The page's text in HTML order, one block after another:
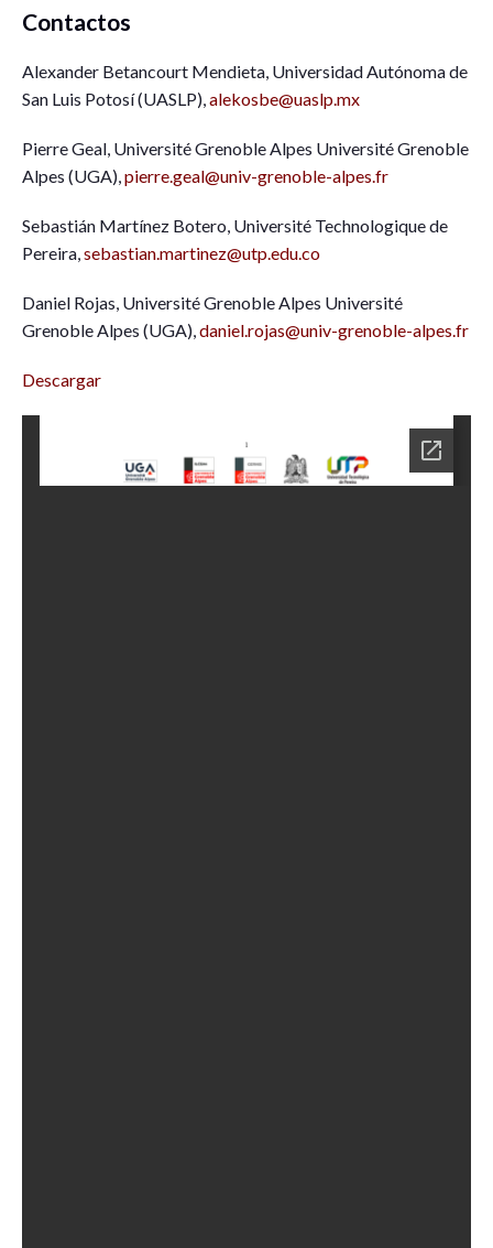
Contactos
Alexander Betancourt Mendieta, Universidad Autónoma de
San Luis Potosí (UASLP),alekosbe@uaslp.mx
Pierre Geal, Université Grenoble Alpes Université Grenoble
Alpes (UGA),pierre.geal@univ-grenoble-alpes.fr
Sebastián Martínez Botero, Université Technologique de
Pereira,sebastian.martinez@utp.edu.co
Daniel Rojas, Université Grenoble Alpes Université
Grenoble Alpes (UGA),daniel.rojas@univ-grenoble-alpes.fr
Descargar